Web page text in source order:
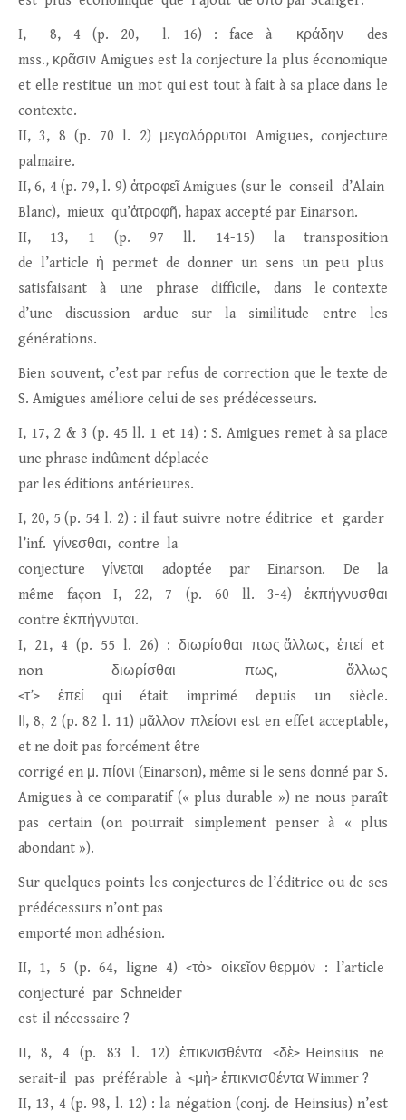
I, 8, 4 (p. 20, l. 16) : face à κράδην des
mss., κρᾶσιν Amigues est la conjecture la plus économique
et elle restitue un mot qui est tout à fait à sa place dans le
contexte.
II, 3, 8 (p. 70 l. 2) μεγαλόρρυτοι Amigues, conjecture
palmaire.
II, 6, 4 (p. 79, l. 9) ἀτροφεῖ Amigues (sur le conseil d’Alain
Blanc), mieux qu’ἀτροφῆ, hapax accepté par Einarson.
II, 13, 1 (p. 97 ll. 14-15) la transposition
de l’article ἡ permet de donner un sens un peu plus
satisfaisant à une phrase difficile, dans le contexte
d’une discussion ardue sur la similitude entre les
générations.
Bien souvent, c’est par refus de correction que le texte de
S. Amigues améliore celui de ses prédécesseurs.
I, 17, 2 & 3 (p. 45 ll. 1 et 14) : S. Amigues remet à sa place
une phrase indûment déplacée
par les éditions antérieures.
I, 20, 5 (p. 54 l. 2) : il faut suivre notre éditrice et garder
l’inf. γίνεσθαι, contre la
conjecture γίνεται adoptée par Einarson. De la
même façon I, 22, 7 (p. 60 ll. 3-4) ἐκπήγνυσθαι
contre ἐκπήγνυται.
I, 21, 4 (p. 55 l. 26) : διωρίσθαι πως ἄλλως, ἐπεί et
non διωρίσθαι πως, ἄλλως
<τ’> ἐπεί qui était imprimé depuis un siècle.
ΙΙ, 8, 2 (p. 82 l. 11) μᾶλλον πλείονι est en effet acceptable,
et ne doit pas forcément être
corrigé en μ. πίονι (Einarson), même si le sens donné par S.
Amigues à ce comparatif (« plus durable ») ne nous paraît
pas certain (on pourrait simplement penser à « plus
abondant »).
Sur quelques points les conjectures de l’éditrice ou de ses
prédécessurs n’ont pas
emporté mon adhésion.
II, 1, 5 (p. 64, ligne 4) <τὸ> οἰκεῖον θερμόν : l’article
conjecturé par Schneider
est-il nécessaire ?
II, 8, 4 (p. 83 l. 12) ἐπικνισθέντα <δὲ> Heinsius ne
serait-il pas préférable à <μὴ> ἐπικνισθέντα Wimmer ?
II, 13, 4 (p. 98, l. 12) : la négation (conj. de Heinsius) n’est